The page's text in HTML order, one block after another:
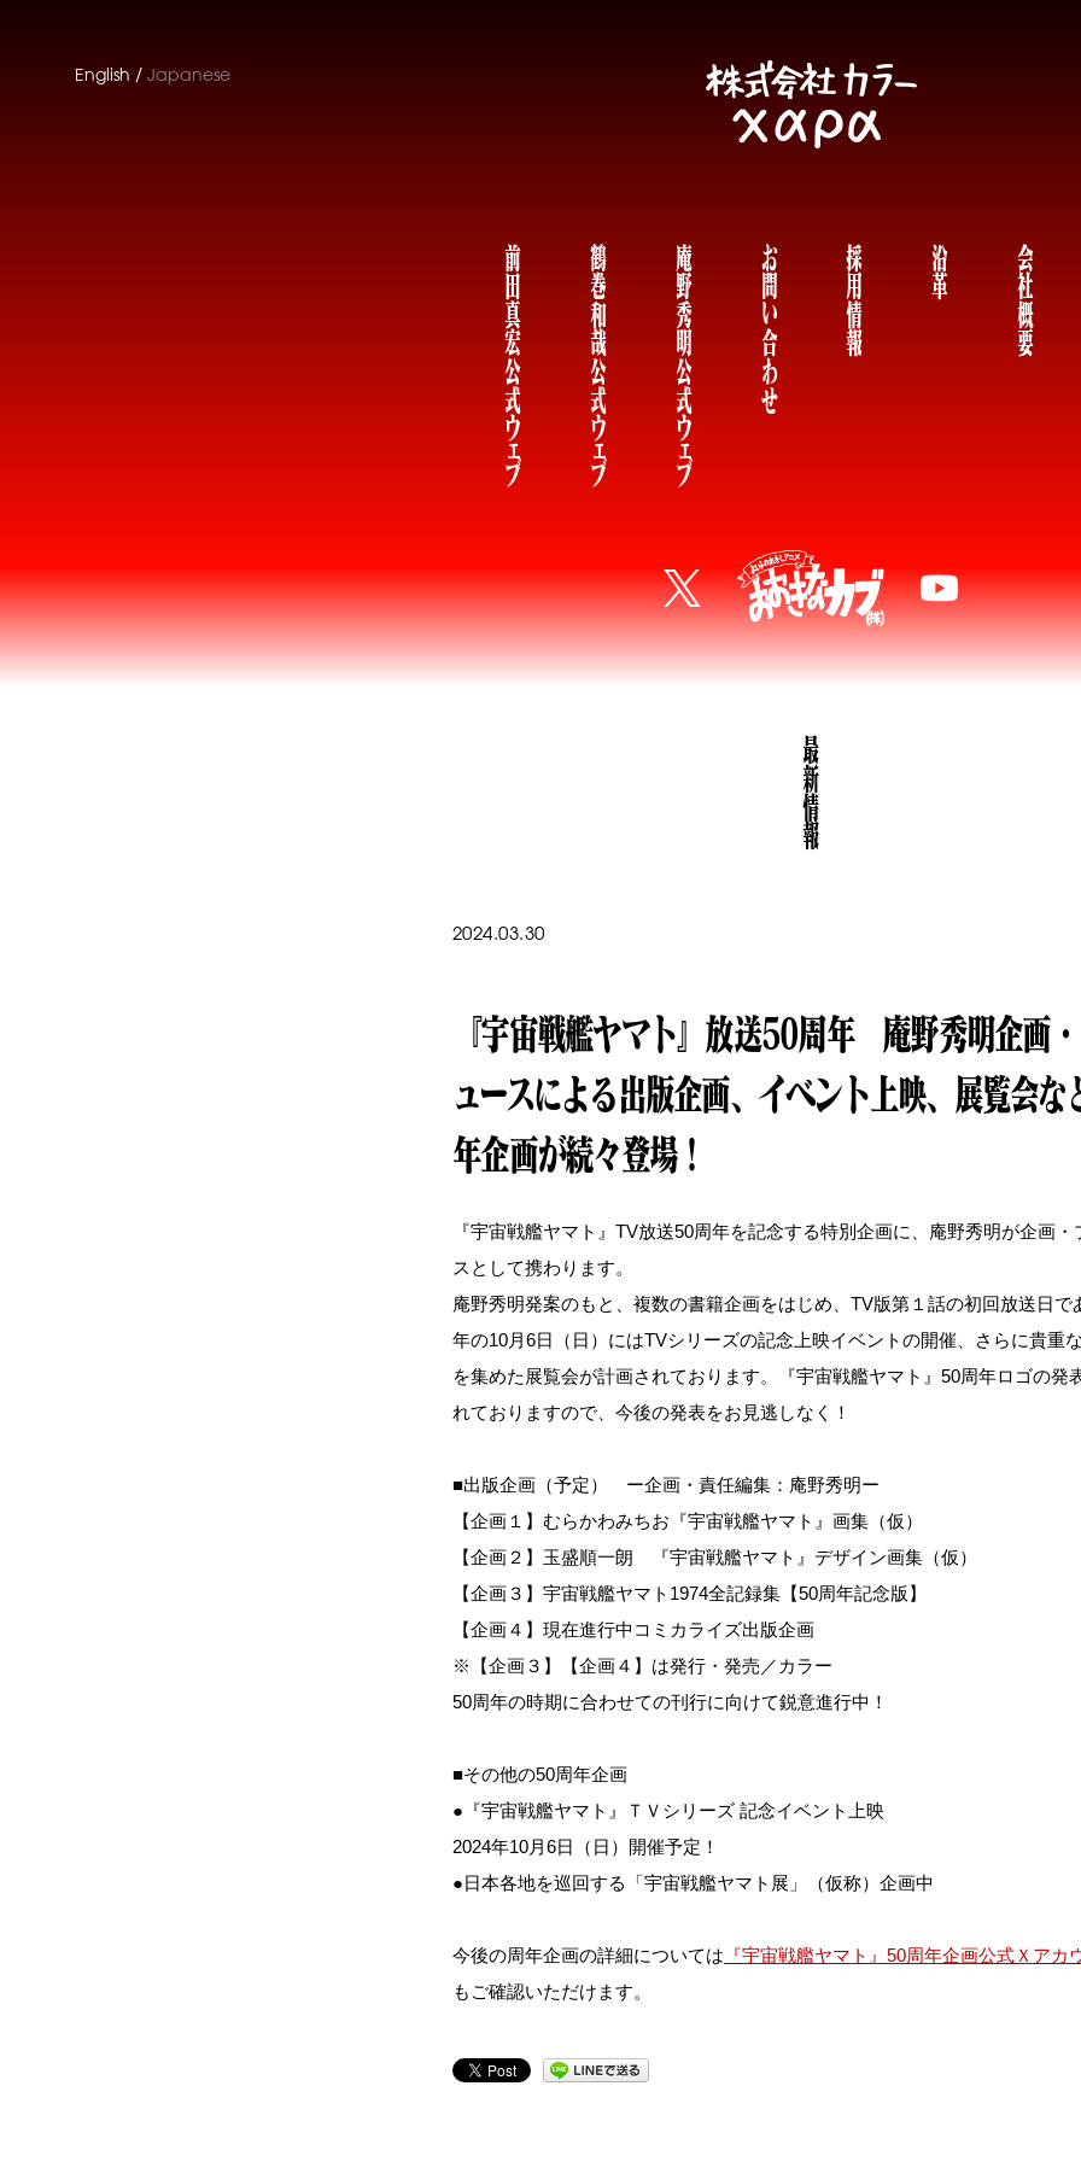
前田真宏公式
ウェブ
鶴巻和哉公式
ウェブ
庵野秀明公式
ウェブ
お問い合わせ 採用情報 沿革 会社概要
English Japanese
最新情報
2024.03.30
『宇宙戦艦ヤマト』放送50周年 庵野秀明企画
ュースによる出版企画、イベント上映、展覧会な
年企画が続々登場！
『宇宙戦艦ヤマト』TV放送50周年を記念する特別企画に、庵野秀明が企画・
スとして携わります。
庵野秀明発案のもと、複数の書籍企画をはじめ、TV版第１話の初回放送日で
年の10月6日（日）にはTVシリーズの記念上映イベントの開催、さらに貴重
を集めた展覧会が計画されております。『宇宙戦艦ヤマト』50周年ロゴの発
れておりますので、今後の発表をお見逃しなく！
■出版企画（予定） ー企画・責任編集：庵野秀明ー
【企画１】むらかわみちお『宇宙戦艦ヤマト』画集（仮）
【企画２】玉盛順一朗 『宇宙戦艦ヤマト』デザイン画集（仮）
【企画３】宇宙戦艦ヤマト1974全記録集【50周年記念版】
【企画４】現在進行中コミカライズ出版企画
※【企画３】【企画４】は発行・発売／カラー
50周年の時期に合わせての刊行に向けて鋭意進行中！
■その他の50周年企画
●『宇宙戦艦ヤマト』ＴＶシリーズ 記念イベント上映
2024年10月6日（日）開催予定！
●日本各地を巡回する「宇宙戦艦ヤマト展」（仮称）企画中
今後の周年企画の詳細については 『宇宙戦艦ヤマト』50周年企画公式Ｘアカ
もご確認いただけます。